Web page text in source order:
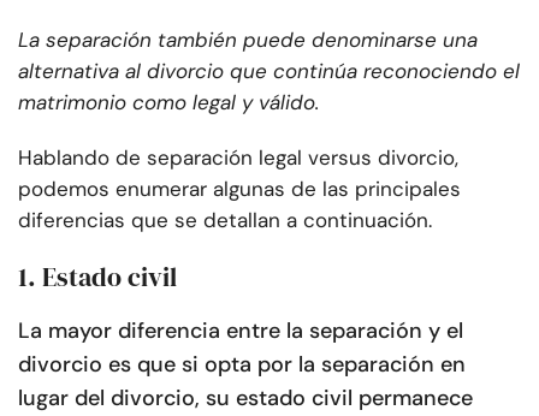
La separación también puede denominarse una
alternativa al divorcio que continúa reconociendo el
matrimonio como legal y válido.
Hablando de separación legal versus divorcio,
podemos enumerar algunas de las principales
diferencias que se detallan a continuación.
1. Estado civil
La mayor diferencia entre la separación y el
divorcio es que si opta por la separación en
lugar del divorcio, su estado civil permanece